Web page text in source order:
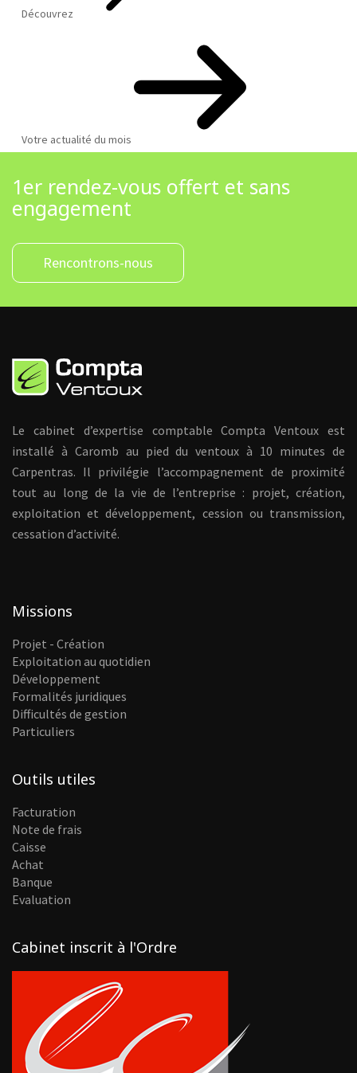
Découvrez
Votre actualité du mois
1er rendez-vous offert et sans
engagement
Rencontrons-nous
Le cabinet d’expertise comptable Compta Ventoux est
installé à Caromb au pied du ventoux à 10 minutes de
Carpentras. Il privilégie l’accompagnement de proximité
tout au long de la vie de l’entreprise : projet, création,
exploitation et développement, cession ou transmission,
cessation d’activité.
Missions
Projet - Création
Exploitation au quotidien
Développement
Formalités juridiques
Difficultés de gestion
Particuliers
Outils utiles
Facturation
Note de frais
Caisse
Achat
Banque
Evaluation
Cabinet inscrit à l'Ordre